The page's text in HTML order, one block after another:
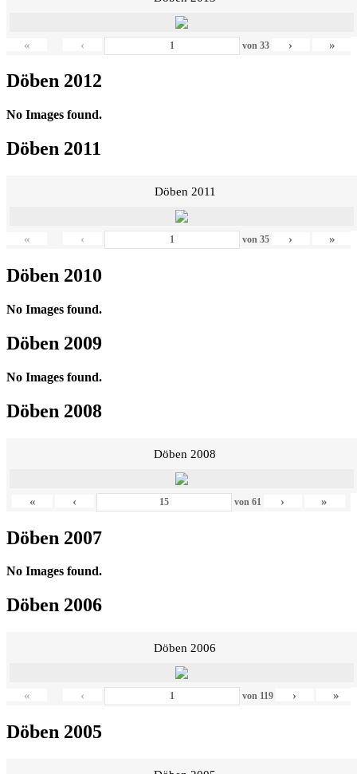
« ‹ von 33 › »
Döben 2012
No Images found.
Döben 2011
Döben 2011
« ‹ von 35 › »
Döben 2010
No Images found.
Döben 2009
No Images found.
Döben 2008
Döben 2008
« ‹ von 61 › »
Döben 2007
No Images found.
Döben 2006
Döben 2006
« ‹ von 119 › »
Döben 2005